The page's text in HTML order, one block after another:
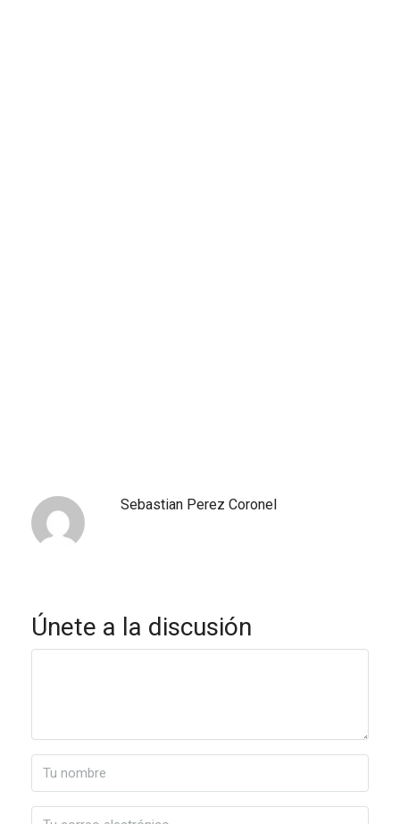
Sebastian Perez Coronel
Únete a la discusión